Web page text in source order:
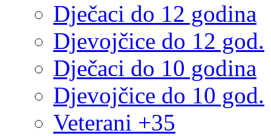
Dječaci do 12 godina
Djevojčice do 12 god.
Dječaci do 10 godina
Djevojčice do 10 god.
Veterani +35